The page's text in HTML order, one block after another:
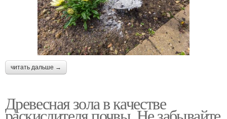
читать дальше →
Древесная зола в качестве